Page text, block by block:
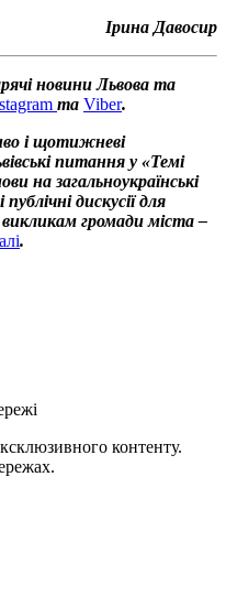
Ірина Давосир
новини Львова та
та Viber.
і щотижневі
питання у «Темі
на загальноукраїнські
дискусії для
громади міста –
.
контенту.